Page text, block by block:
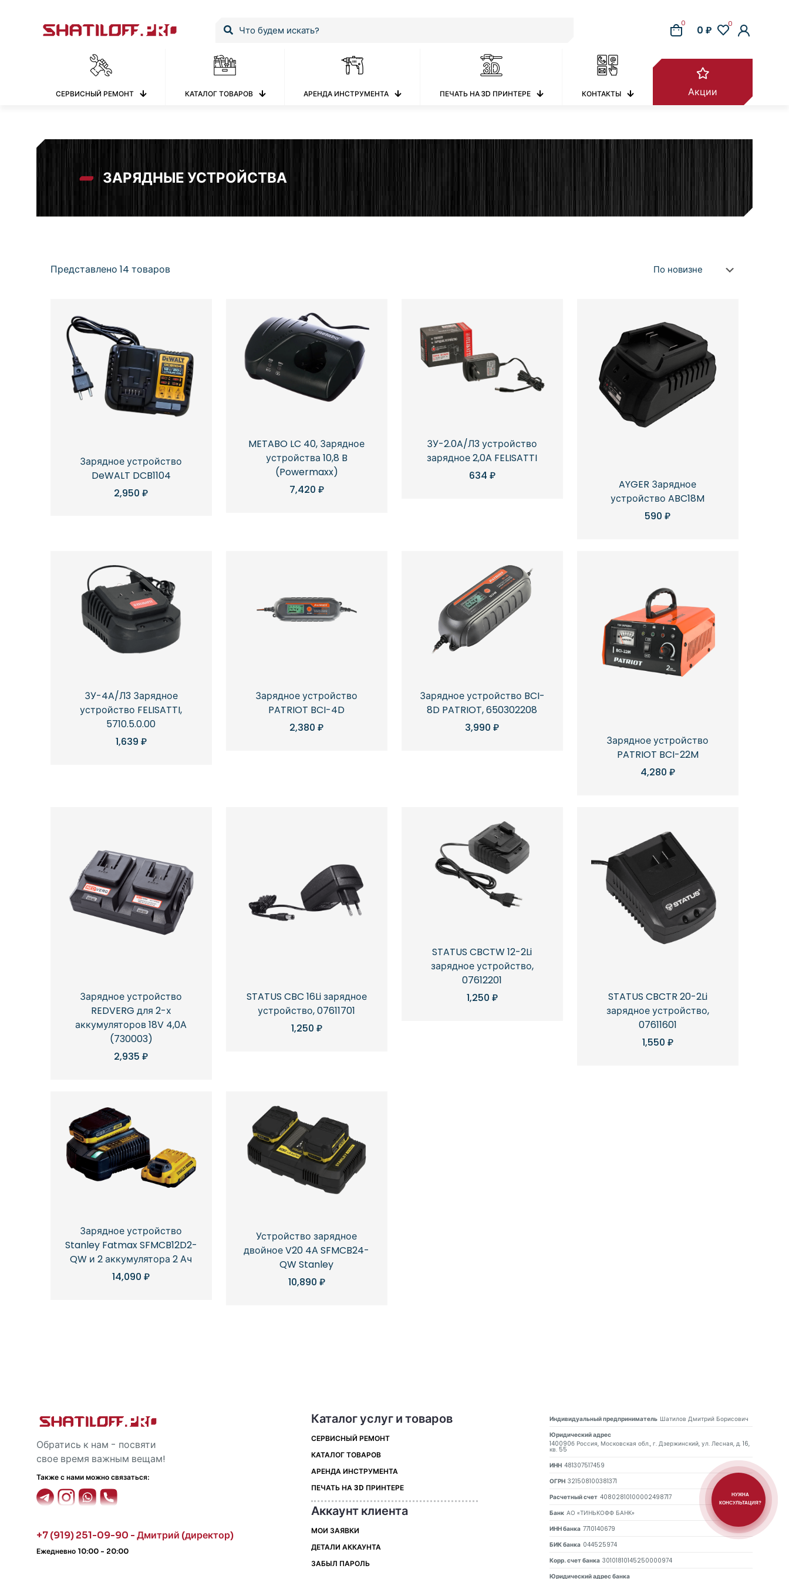
0
0 ₽ 0
СЕРВИСНЫЙ РЕМОНТ КАТАЛОГ ТОВАРОВ АРЕНДА ИНСТРУМЕНТА ПЕЧАТЬ НА 3D ПРИНТЕРЕ КОНТАКТЫ Акции
ЗАРЯДНЫЕ УСТРОЙСТВА
Представлено 14 товаров
Зарядное устройство
DeWALT DCB1104
2,950₽
METABO LC 40, Зарядное
устройства 10,8 B
(Powermaxx)
7,420 ₽
ЗУ-2.0A/Л3 устройство
зарядное 2,0А FELISATTI
634 ₽
AYGER Зарядное
устройство ABC18M
590₽
ЗУ-4A/Л3 Зарядное
устройство FELISATTI,
5710.5.0.00
1,639 ₽
Зарядное устройство
PATRIOT BCI-4D
2,380₽
Зарядное устройство BCI-
8D PATRIOT, 650302208
3,990₽
Зарядное устройство
PATRIOT BCI-22M
4,280 ₽
Зарядное устройство
REDVERG для 2-х
аккумуляторов 18V 4,0А
(730003)
2,935₽
STATUS CBC 16Li зарядное
устройство, 07611701
1,250 ₽
STATUS CBCTW 12-2Li
зарядное устройство,
07612201
1,250 ₽
STATUS CBCTR 20-2Li
зарядное устройство,
07611601
1,550 ₽
Зарядное устройство
Stanley Fatmax SFMCB12D2-
QW и 2 аккумулятора 2 Ач
14,090₽
Устройство зарядное
двойное V20 4А SFMCB24-
QW Stanley
10,890 ₽
Обратись к нам - посвяти
свое время важным вещам!
Также с нами можно связаться:
+7 (919) 251-09-90 - Дмитрий (директор)
Ежедневно 10:00 - 20:00
Каталог услуг и товаров
СЕРВИСНЫЙ РЕМОНТ
КАТАЛОГ ТОВАРОВ
АРЕНДА ИНСТРУМЕНТА
ПЕЧАТЬ НА 3D ПРИНТЕРЕ
Аккаунт клиента
МОИ ЗАЯВКИ
ДЕТАЛИ АККАУНТА
ЗАБЫЛ ПАРОЛЬ
Индивидуальный предприниматель Шатилов Дмитрий Борисович
Юридический адрес
140090б Россия, Московская обл., г. Дзержинский, ул. Лесная, д. 16,
кв. 55
ИНН 481307517459
ОГРН 321508100381371
Расчетный счет 40802810100002498717
Банк АО «ТИНЬКОФФ БАНК»
ИНН банка 7710140679
БИК банка 044525974
Корр. счет банка 30101810145250000974
Юридический адрес банка
НУЖНА
КОНСУЛЬТАЦИЯ?